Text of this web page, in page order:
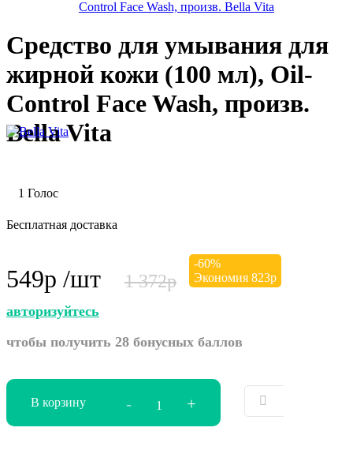
Средство для умывания для
жирной кожи (100 мл), Oil-
Control Face Wash, произв.
Bella Vita
1 Голос
Бесплатная доставка
549р /шт 1 372р
-60%
Экономия 823р
авторизуйтесь
чтобы получить 28 бонусных баллов
- +
В корзину